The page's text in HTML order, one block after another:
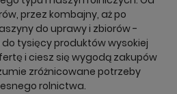
przez kombajny, aż po
do uprawy i zbiorów -
tysięcy produktów wysokiej
i ciesz się wygodą zakupów
zróżnicowane potrzeby
rolnictwa.